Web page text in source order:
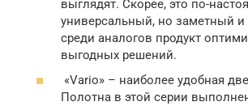
выглядят. Скорее, это по-
универсальный, но заметный
среди аналогов продукт
выгодных решений.
«Vario» – наиболее удобная
Полотна в этой серии